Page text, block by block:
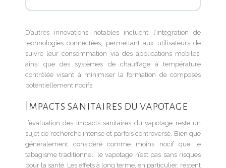
D’autres innovations notables incluent l’intégration de
technologies connectées, permettant aux utilisateurs de
suivre leur consommation via des applications mobiles,
ainsi que des systèmes de chauffage à température
contrôlée visant à minimiser la formation de composés
potentiellement nocifs.
Impacts sanitaires du vapotage
L’évaluation des impacts sanitaires du vapotage reste un
sujet de recherche intense et parfois controversé. Bien que
généralement considéré comme moins nocif que le
tabagisme traditionnel, le vapotage n’est pas sans risques
pour la santé. Les effets à long terme, en particulier, restent